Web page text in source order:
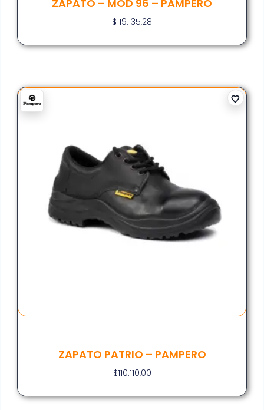
ZAPATO – MOD 96 – PAMPERO
$119.135,28
ZAPATO PATRIO – PAMPERO
$110.110,00